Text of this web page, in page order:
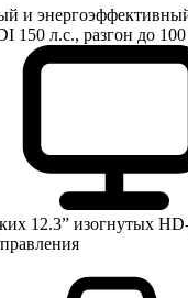
и энергоэффективный
150 л.с., разгон до
12.3” изогнутых